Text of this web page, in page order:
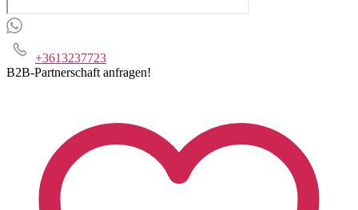
+3613237723
B2B-Partnerschaft anfragen!